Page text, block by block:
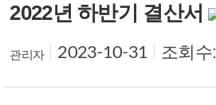
2022년 하반기 결산서
관리자 2023-10-31 조회수: